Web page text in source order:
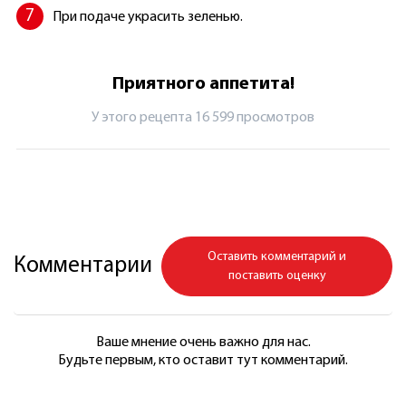
При подаче украсить зеленью.
Приятного аппетита!
У этого рецепта 16 599 просмотров
Комментарии
Оставить комментарий и
поставить оценку
Ваше мнение очень важно для нас.
Будьте первым, кто оставит тут комментарий.